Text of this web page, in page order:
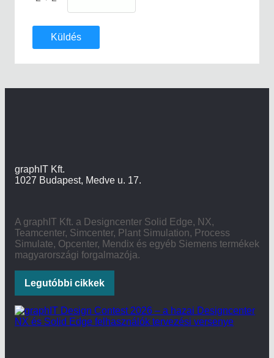
Küldés
graphIT Kft.
1027 Budapest, Medve u. 17.
A graphIT Kft. a Designcenter Solid Edge, NX,
Teamcenter, Simcenter, Plant Simulation, Process
Simulate, Opcenter, Mendix és egyéb Siemens termékek
magyarországi forgalmazója.
Legutóbbi cikkek